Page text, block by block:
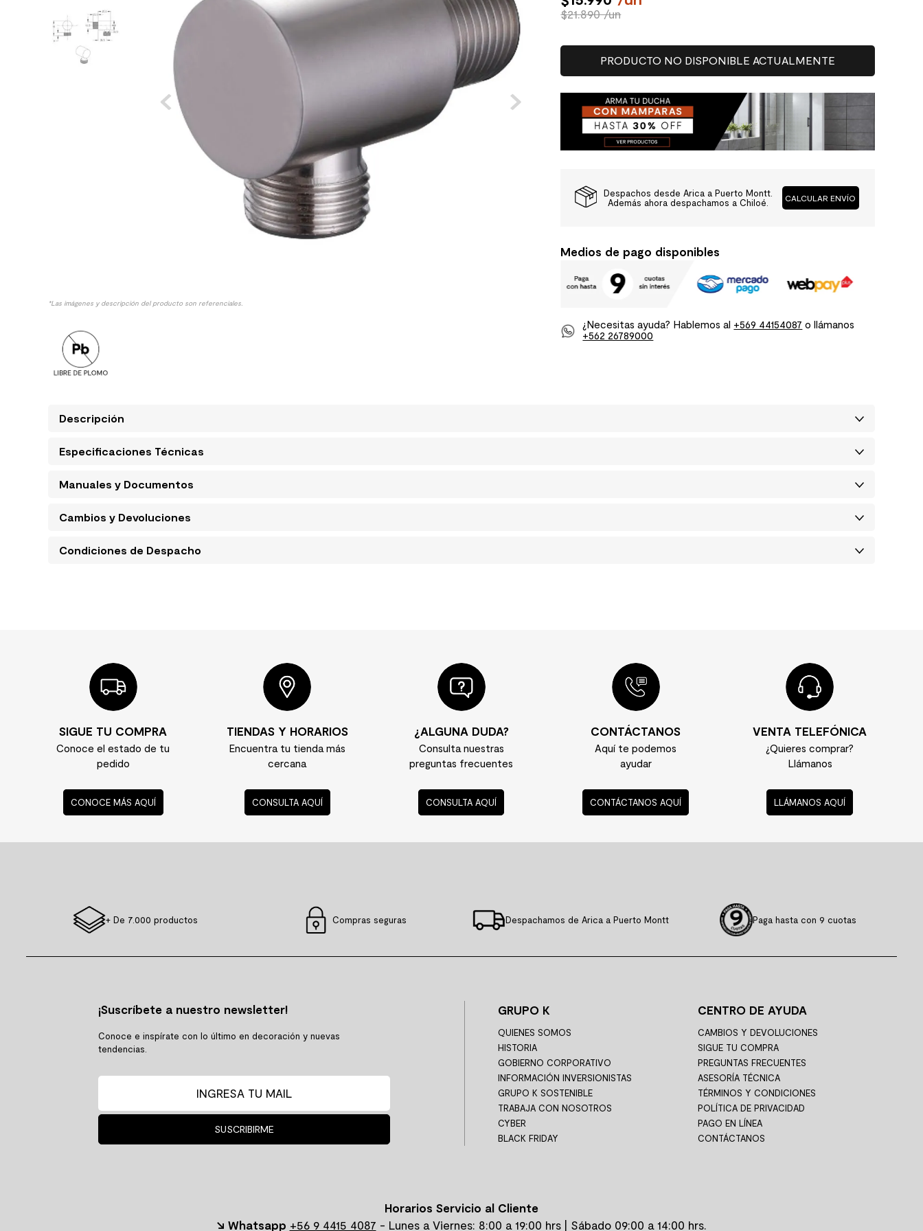
. receptaculo
9 spc
10
*Las imágenes y descripción del producto son referenciales.
$21.890 /un
PRODUCTO NO DISPONIBLE ACTUALMENTE
Despachos desde Arica a Puerto Montt.
Además ahora despachamos a Chiloé.
CALCULAR ENVÍO
Medios de pago disponibles
¿Necesitas ayuda? Hablemos al +569 44154087 o llámanos
+562 26789000
Descripción
Especificaciones Técnicas
Manuales y Documentos
Cambios y Devoluciones
Condiciones de Despacho
SIGUE TU COMPRA
Conoce el estado de tu
pedido
CONOCE MÁS AQUÍ
TIENDAS Y HORARIOS
Encuentra tu tienda más
cercana
CONSULTA AQUÍ
¿ALGUNA DUDA?
Consulta nuestras
preguntas frecuentes
CONSULTA AQUÍ
CONTÁCTANOS
Aquí te podemos
ayudar
CONTÁCTANOS AQUÍ
VENTA TELEFÓNICA
¿Quieres comprar?
Llámanos
LLÁMANOS AQUÍ
+ De 7.000 productos Compras seguras Despachamos de Arica a Puerto Montt Paga hasta con 9 cuotas
¡Suscríbete a nuestro newsletter!
Conoce e inspírate con lo último en decoración y nuevas
tendencias.
SUSCRIBIRME
GRUPO K
QUIENES SOMOS
HISTORIA
GOBIERNO CORPORATIVO
INFORMACIÓN INVERSIONISTAS
GRUPO K SOSTENIBLE
TRABAJA CON NOSOTROS
CYBER
BLACK FRIDAY
CENTRO DE AYUDA
CAMBIOS Y DEVOLUCIONES
SIGUE TU COMPRA
PREGUNTAS FRECUENTES
ASESORÍA TÉCNICA
TÉRMINOS Y CONDICIONES
POLÍTICA DE PRIVACIDAD
PAGO EN LÍNEA
CONTÁCTANOS
Horarios Servicio al Cliente
↘ Whatsapp +56 9 4415 4087 - Lunes a Viernes: 8:00 a 19:00 hrs | Sábado 09:00 a 14:00 hrs.